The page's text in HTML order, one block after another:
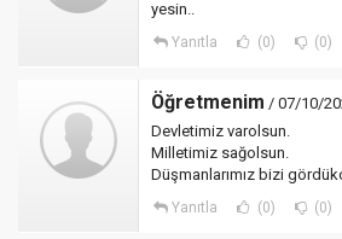
yesin..
Yanıtla (0) (0)
Öğretmenim / 07/10/
Devletimiz varolsun.
Milletimiz sağolsun.
Düşmanlarımız bizi
Yanıtla (0) (0)